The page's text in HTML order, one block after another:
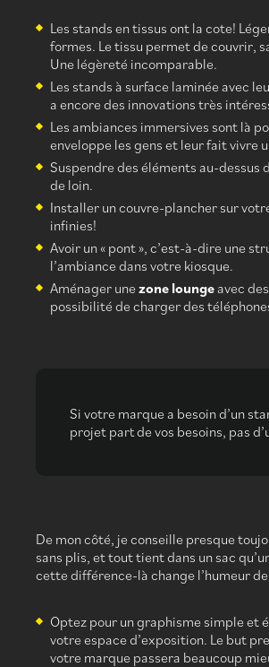
Les stands en tissus ont la cote!
formes. Le tissu permet de couvrir,
Une légèreté incomparable.
Les stands à surface laminée avec
a encore des innovations très
Les ambiances immersives sont là
enveloppe les gens et leur fait vivre
Suspendre des éléments au-dessus
de loin.
Installer un couvre-plancher sur
infinies!
Avoir un « pont », c’est-à-dire une
l’ambiance dans votre kiosque.
Aménager une zone loungeavec
possibilité de charger des
Si votre marque a besoin d’un
projet part de vos besoins, pas
De mon côté, je conseille presque
sans plis, et tout tient dans un sac
cette différence-là change l’humeur
Optez pour un graphisme simple et
votre espace d’exposition. Le but
votre marque passera beaucoup